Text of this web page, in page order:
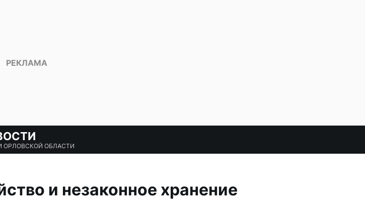
ОРЛОВСКОЙ ОБЛАСТИ
и незаконное хранение